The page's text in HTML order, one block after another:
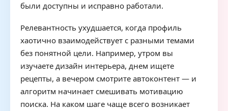
были доступны и исправно работали.
Релевантность ухудшается, когда профиль
хаотично взаимодействует с разными темами
без понятной цели. Например, утром вы
изучаете дизайн интерьера, днем ищете
рецепты, а вечером смотрите автоконтент — и
алгоритм начинает смешивать мотивацию
поиска. На каком шаге чаще всего возникает